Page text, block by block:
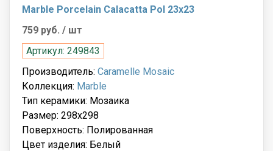
Marble Porcelain Calacatta Pol 23x23
759 руб. / шт
Артикул: 249843
Производитель: Caramelle Mosaic
Коллекция: Marble
Тип керамики: Мозаика
Размер: 298x298
Поверхность: Полированная
Цвет изделия: Белый